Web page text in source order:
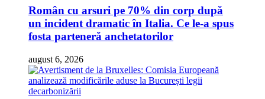
Român cu arsuri pe 70% din corp după
un incident dramatic în Italia. Ce le-a spus
fosta parteneră anchetatorilor
august 6, 2026